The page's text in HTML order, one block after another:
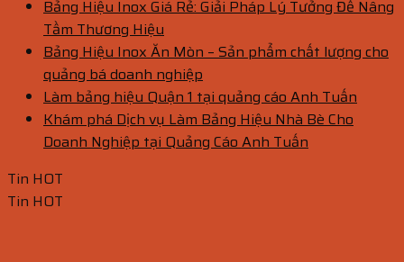
Bảng Hiệu Inox Giá Rẻ: Giải Pháp Lý Tưởng Để Nâng
Tầm Thương Hiệu
Bảng Hiệu Inox Ăn Mòn – Sản phẩm chất lượng cho
quảng bá doanh nghiệp
Làm bảng hiệu Quận 1 tại quảng cáo Anh Tuấn
Khám phá Dịch vụ Làm Bảng Hiệu Nhà Bè Cho
Doanh Nghiệp tại Quảng Cáo Anh Tuấn
Tin HOT
Tin HOT